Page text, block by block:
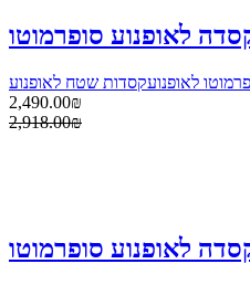
לאופנועקסדות שטח לאופנוע
2,490.00₪
2,918.00₪